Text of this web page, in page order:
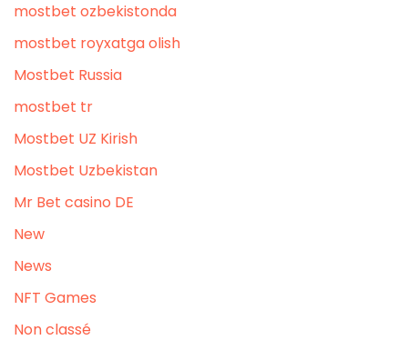
mostbet ozbekistonda
mostbet royxatga olish
Mostbet Russia
mostbet tr
Mostbet UZ Kirish
Mostbet Uzbekistan
Mr Bet casino DE
New
News
NFT Games
Non classé